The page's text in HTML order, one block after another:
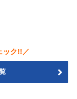
ック!!／